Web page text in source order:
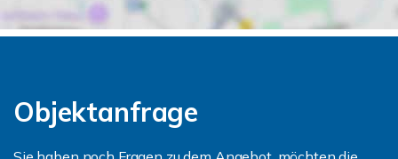
Objektanfrage